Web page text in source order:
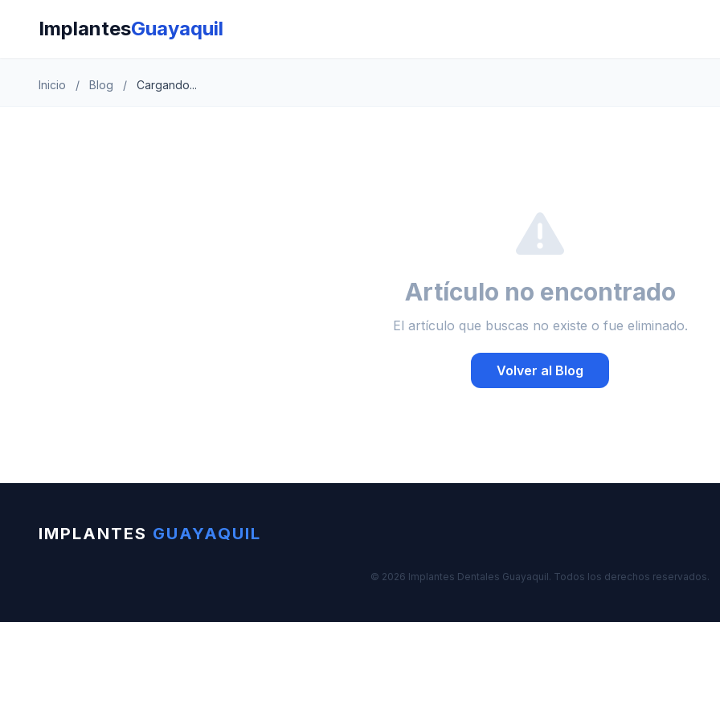
ImplantesGuayaquil
Inicio / Blog / Cargando...
Artículo no encontrado
El artículo que buscas no existe o fue eliminado.
Volver al Blog
IMPLANTES GUAYAQUIL
© 2026 Implantes Dentales Guayaquil. Todos los derechos reservados.